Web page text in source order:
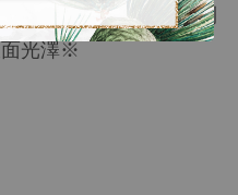
感略有不同，請依收到
光澤※